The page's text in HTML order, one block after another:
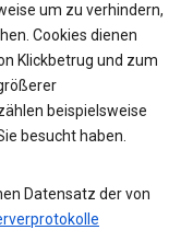
um zu verhindern,
Cookies dienen
Klickbetrug und zum
beispielsweise
besucht haben.
Datensatz der von